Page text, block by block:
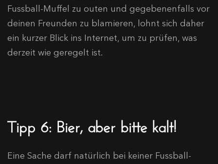
Fussball-Muffel zu outen und gegebenenfalls vor
deinen Freunden zu blamieren, lohnt sich daher
ein kurzer Blick ins Internet, um zu prüfen, was
derzeit wie geregelt ist.
Tipp 6: Bier, aber bitte kalt!
Eine Sache darf natürlich bei keiner Fussball-